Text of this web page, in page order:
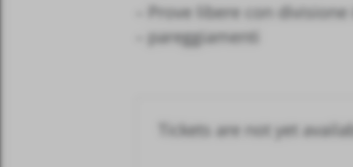
– Prove libere con
– pareggiamenti
Tickets are not yet